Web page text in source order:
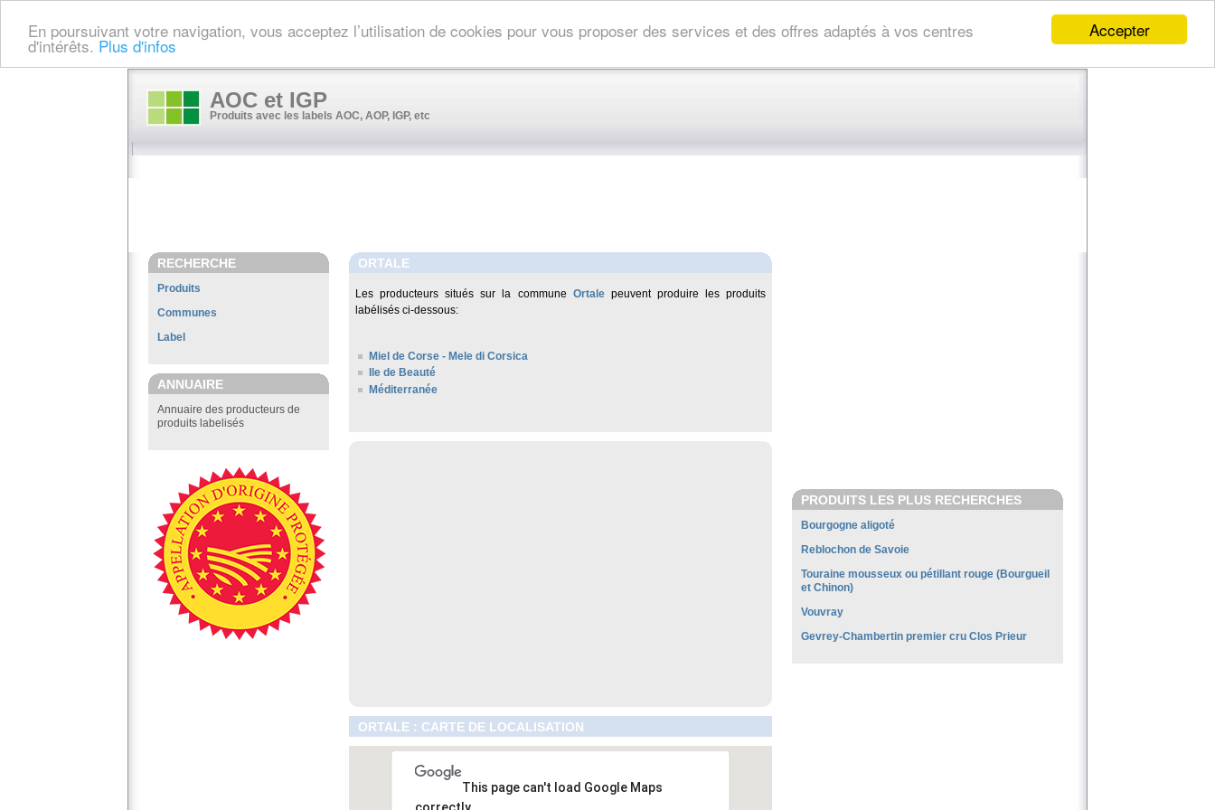
Accepter
En poursuivant votre navigation, vous acceptez l’utilisation de cookies pour vous proposer des services et des offres adaptés à vos centres
d'intérêts. Plus d'infos
AOC et IGP
Produits avec les labels AOC, AOP, IGP, etc
RECHERCHE
Produits
Communes
Label
ANNUAIRE
Annuaire des producteurs de
produits labelisés
ORTALE
Les producteurs situés sur la commune Ortalepeuvent produire les produits
labélisés ci-dessous:
Miel de Corse - Mele di Corsica
Ile de Beauté
Méditerranée
ORTALE : CARTE DE LOCALISATION
This page can't load Google Maps
correctly.
PRODUITS LES PLUS RECHERCHES
Bourgogne aligoté
Reblochon de Savoie
Touraine mousseux ou pétillant rouge (Bourgueil
et Chinon)
Vouvray
Gevrey-Chambertin premier cru Clos Prieur